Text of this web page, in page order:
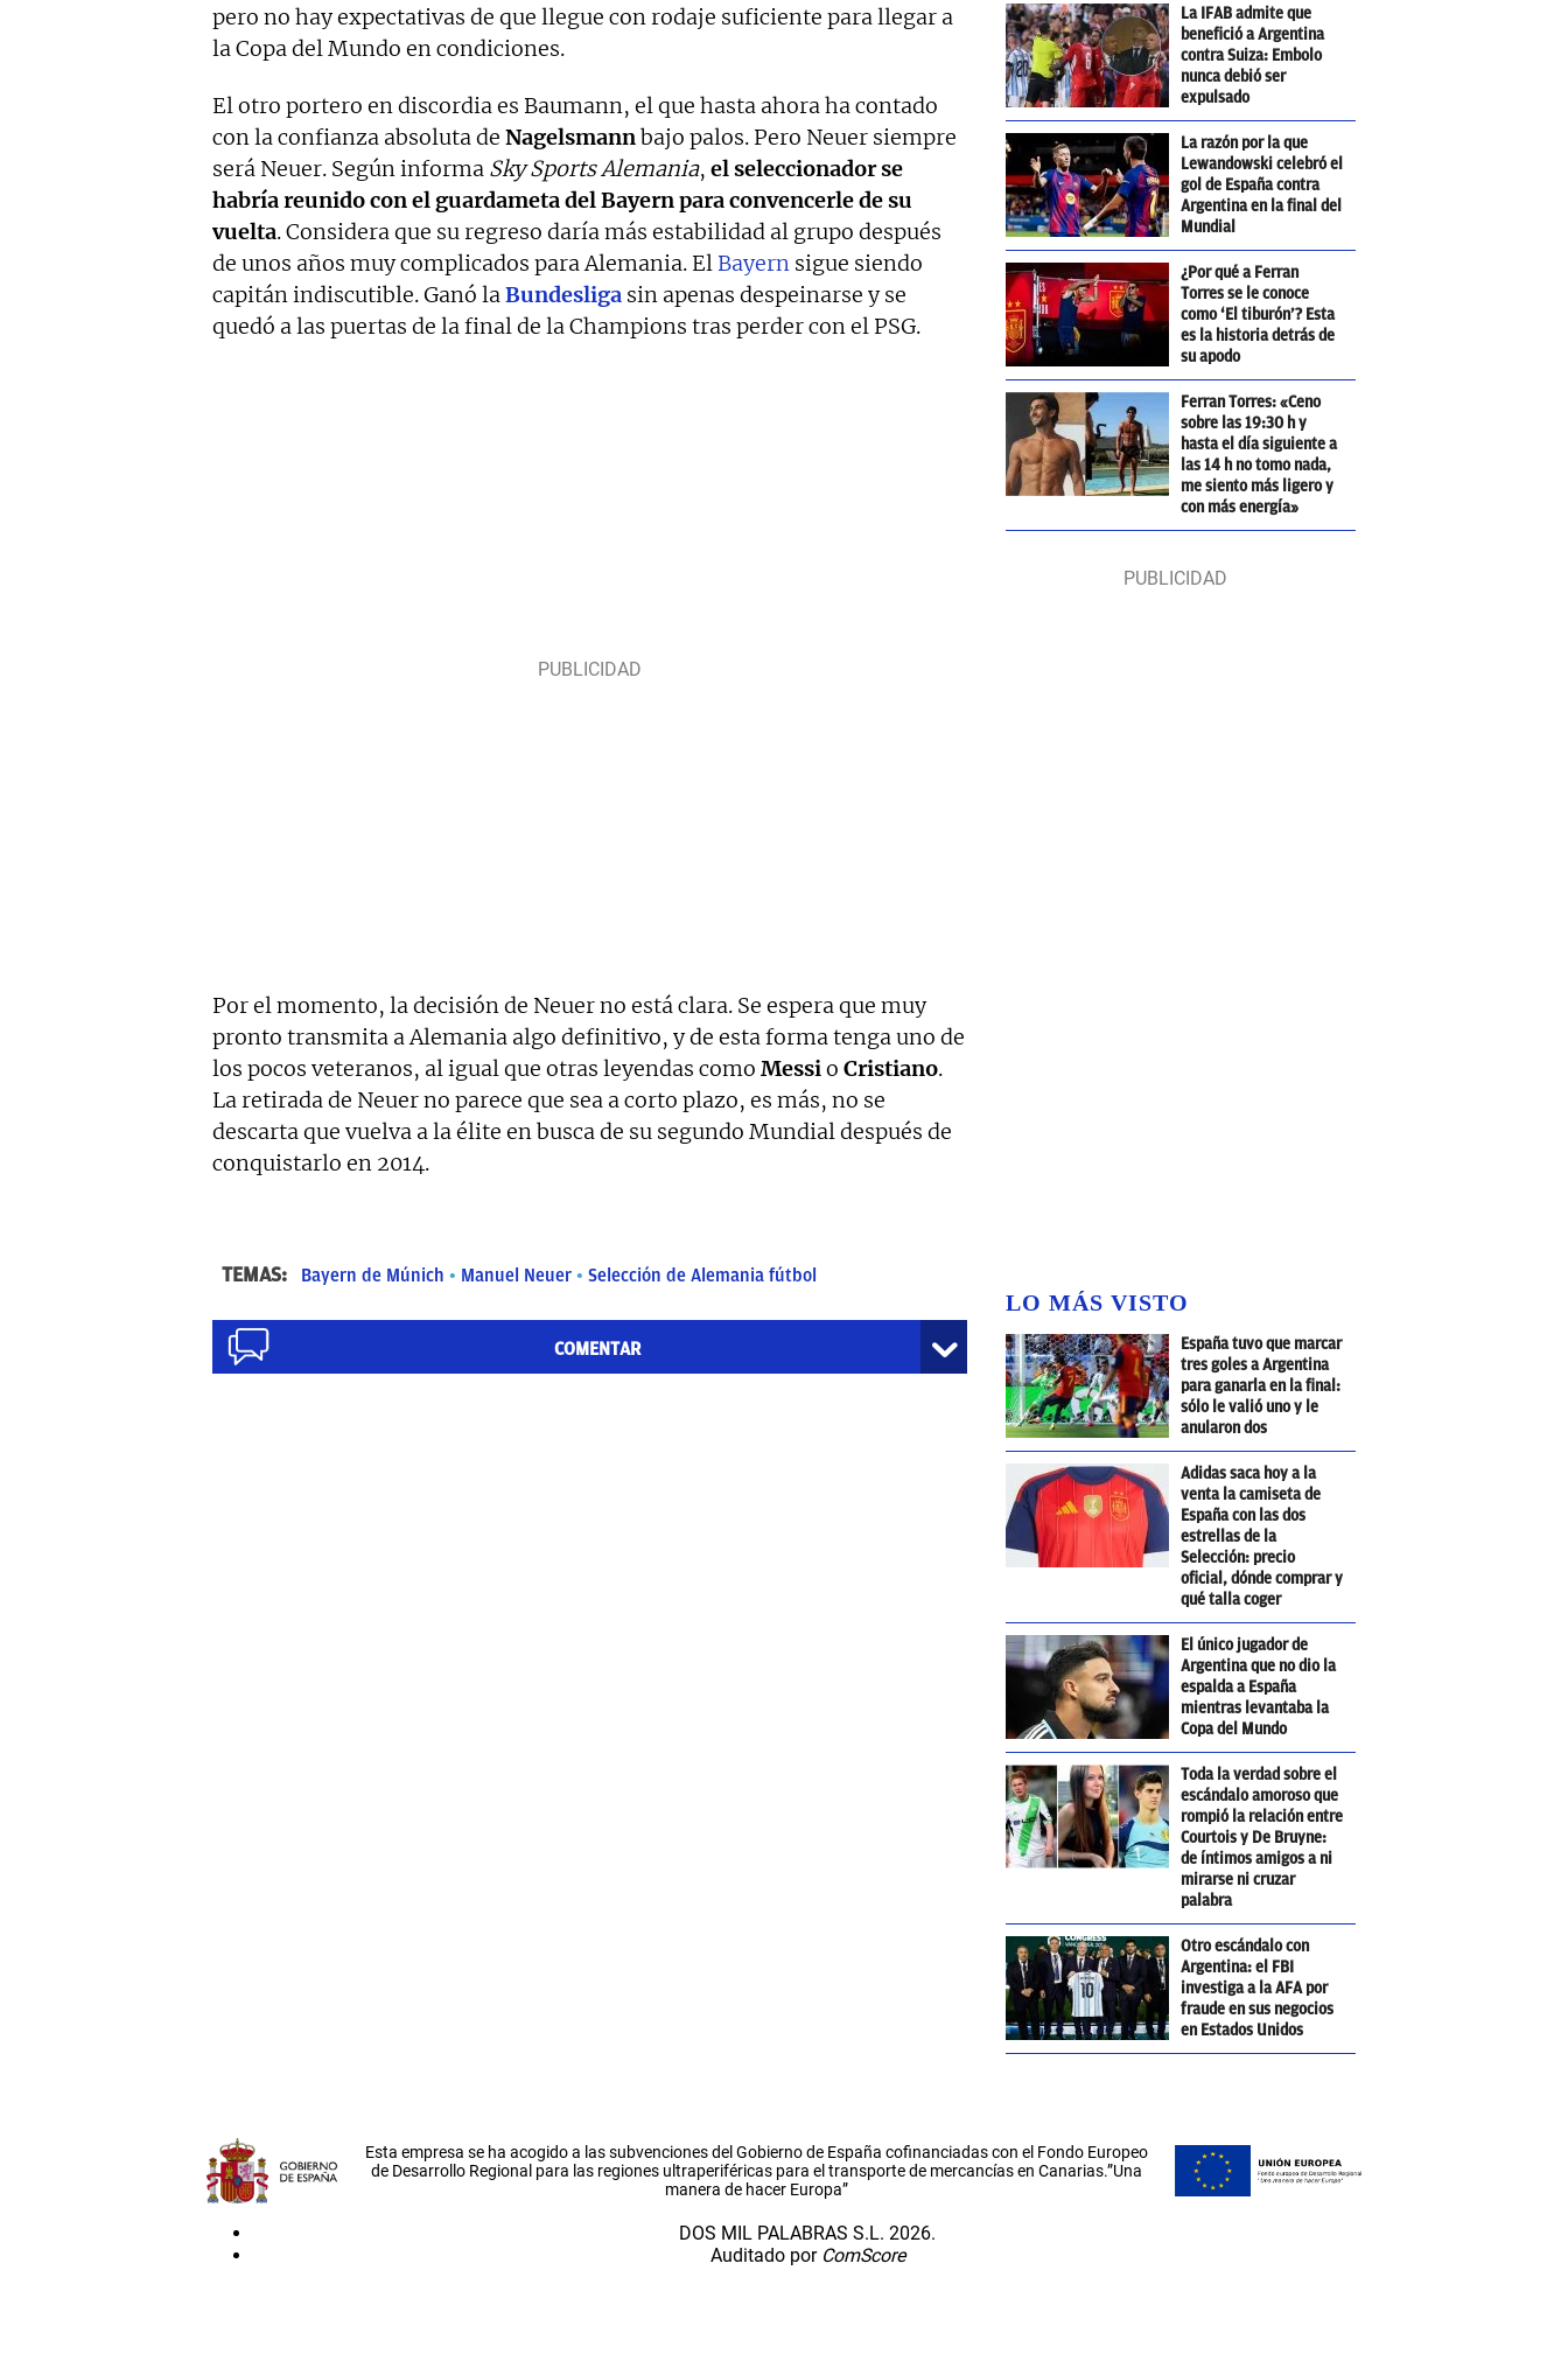
pero no hay expectativas de que llegue con rodaje suficiente para llegar a
la Copa del Mundo en condiciones.
El otro portero en discordia es Baumann, el que hasta ahora ha contado
con la confianza absoluta de Nagelsmannbajo palos. Pero Neuer siempre
será Neuer. Según informa Sky Sports Alemania, el seleccionador se
habría reunido con el guardameta del Bayern para convencerle de su
vuelta. Considera que su regreso daría más estabilidad al grupo después
de unos años muy complicados para Alemania. El Bayern sigue siendo
capitán indiscutible. Ganó laBundesliga sin apenas despeinarse y se
quedó a las puertas de la final de la Champions tras perder con el PSG.
Por el momento, la decisión de Neuer no está clara. Se espera que muy
pronto transmita a Alemania algo definitivo, y de esta forma tenga uno de
los pocos veteranos, al igual que otras leyendas como Messio Cristiano.
La retirada de Neuer no parece que sea a corto plazo, es más, no se
descarta que vuelva a la élite en busca de su segundo Mundial después de
conquistarlo en 2014.
TEMAS: Bayern de Múnich Manuel Neuer Selección de Alemania fútbol
COMENTAR
La IFAB admite que
benefició a Argentina
contra Suiza: Embolo
nunca debió ser
expulsado
La razón por la que
Lewandowski celebró el
gol de España contra
Argentina en la final del
Mundial
¿Por qué a Ferran
Torres se le conoce
como ‘El tiburón’? Esta
es la historia detrás de
su apodo
Ferran Torres: «Ceno
sobre las 19:30 h y
hasta el día siguiente a
las 14 h no tomo nada,
me siento más ligero y
con más energía»
LO MÁS VISTO
España tuvo que marcar
tres goles a Argentina
para ganarla en la final:
sólo le valió uno y le
anularon dos
Adidas saca hoy a la
venta la camiseta de
España con las dos
estrellas de la
Selección: precio
oficial, dónde comprar y
qué talla coger
El único jugador de
Argentina que no dio la
espalda a España
mientras levantaba la
Copa del Mundo
Toda la verdad sobre el
escándalo amoroso que
rompió la relación entre
Courtois y De Bruyne:
de íntimos amigos a ni
mirarse ni cruzar
palabra
Otro escándalo con
Argentina: el FBI
investiga a la AFA por
fraude en sus negocios
en Estados Unidos
Esta empresa se ha acogido a las subvenciones del Gobierno de España cofinanciadas con el Fondo Europeo
de Desarrollo Regional para las regiones ultraperiféricas para el transporte de mercancías en Canarias.”Una
manera de hacer Europa”
DOS MIL PALABRAS S.L. 2026.
Auditado por ComScore